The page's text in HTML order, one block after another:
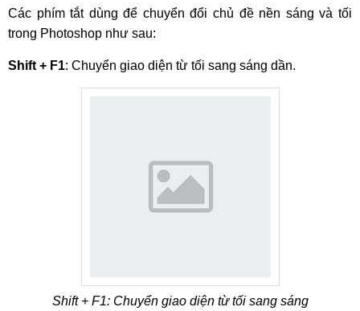
Các phím tắt dùng để chuyển đổi chủ đề nền sáng và tối
trong Photoshop như sau:
Shift + F1: Chuyển giao diện từ tối sang sáng dần.
Shift + F1: Chuyển giao diện từ tối sang sáng